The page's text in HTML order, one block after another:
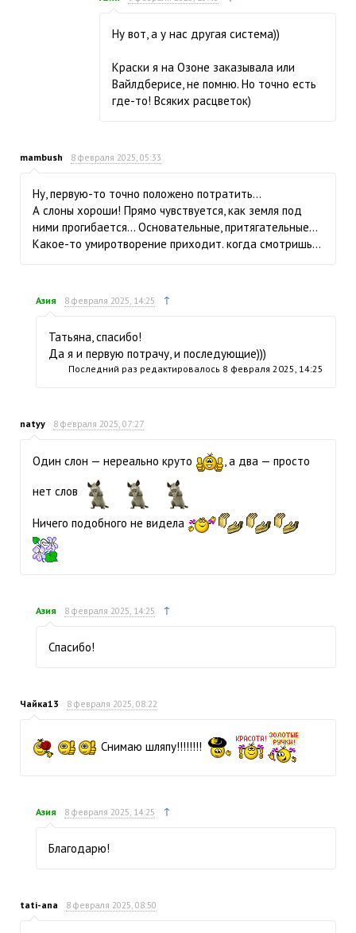
Ну вот, а у нас другая система))
Краски я на Озоне заказывала или
Вайлдберисе, не помню. Но точно есть
где-то! Всяких расцветок)
mambush 8 февраля 2025, 05:33
Ну, первую-то точно положено потратить…
А слоны хороши! Прямо чувствуется, как земля под
ними прогибается… Основательные, притягательные…
Какое-то умиротворение приходит. когда смотришь…
Азия 8 февраля 2025, 14:25 ↑
Татьяна, спасибо!
Да я и первую потрачу, и последующие)))
Последний раз редактировалось 8 февраля 2025, 14:25
natyy 8 февраля 2025, 07:27
Один слон — нереально круто
, а два — просто
нет слов
Ничего подобного не видела
Азия 8 февраля 2025, 14:25 ↑
Спасибо!
Чайка13 8 февраля 2025, 08:22
Снимаю шляпу!!!!!!!!
Азия 8 февраля 2025, 14:25 ↑
Благодарю!
tati-ana 8 февраля 2025, 08:50